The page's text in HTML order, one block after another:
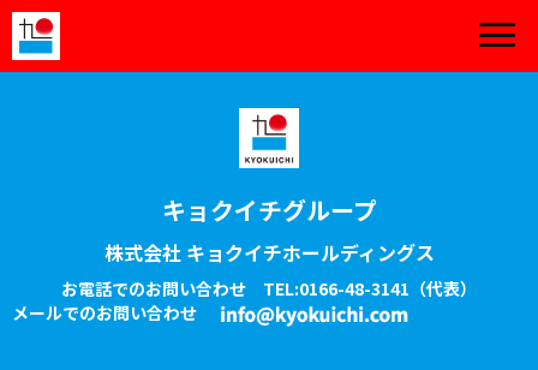
キョクイチグループ
株式会社 キョクイチホールディングス
お電話でのお問い合わせ TEL:0166-48-3141 （代表）
メールでのお問い合わせ